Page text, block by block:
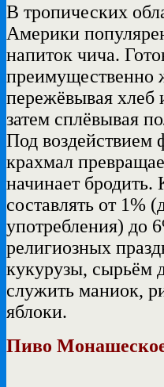
В тропических
Америки
напиток чича.
пережёвывая хлеб
затем сплёвывая
Под
крахмал
начинает
составлять от 1%
употребления) до
религиозных
кукурузы, сырьём
служить маниок,
яблоки.
Пиво